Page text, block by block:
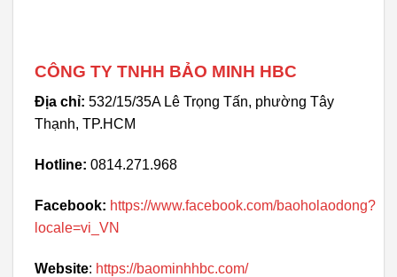
CÔNG TY TNHH BẢO MINH HBC
Địa chỉ: 532/15/35A Lê Trọng Tấn, phường Tây
Thạnh, TP.HCM
Hotline: 0814.271.968
Facebook: https://www.facebook.com/baoholaodong?
locale=vi_VN
Website: https://baominhhbc.com/